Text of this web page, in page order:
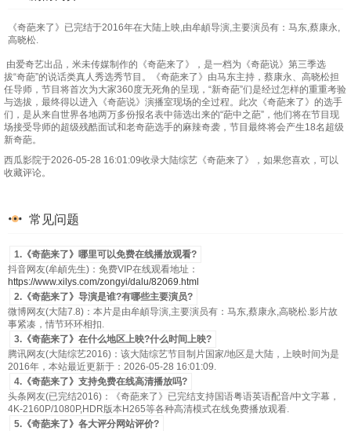
《奇葩来了》已完结于2016年在大陆上映,由牟頔导演,主要演员有：马东,蔡康永,
高晓松.
由爱奇艺出品，米未传媒制作的《奇葩来了》，是一档为《奇葩说》第三季选
拔“奇葩”的说话类真人秀选秀节目。《奇葩来了》由马东主持，蔡康永、高晓松担
任导师，节目将首次为大家360度无死角的呈现，“新奇葩”们是经过怎样的重重考验
与选拔，最终得以进入《奇葩说》演播室现场的全过程。此次《奇葩来了》的选手
们，是从来自世界各地两万多份报名表中筛选出来的“葩中之葩”，他们将在节目现
场接受导师的超级残酷面试和老奇葩选手的麻辣奇袭，节目最终将会产生18名超级
新奇葩。
西瓜影院于2026-05-28 16:01:09收录大陆综艺《奇葩来了》，如果您喜欢，可以
收藏评论。
常见问题
1.《奇葩来了》哪里可以免费在线播放观看?
抖音网友(牟頔先生)：免费VIP在线观看地址：
https://www.xilys.com/zongyi/dalu/82069.html
2.《奇葩来了》导演是谁?有哪些主要演员?
微博网友(大陆7.8)：本片是由牟頔导演,主要演员有：马东,蔡康永,高晓松.影片故
事紧凑，情节环环相扣.
3.《奇葩来了》在什么地区上映?什么时间上映?
腾讯网友(大陆综艺2016)：该大陆综艺节目制片国家/地区是大陆，上映时间为是
2016年，本站最近更新于：2026-05-28 16:01:09.
4.《奇葩来了》支持免费在线高清播放吗?
头条网友(已完结2016)：《奇葩来了》已完结支持国语粤语英语配音/中文字幕，
4K-2160P/1080P,HDR版本H265等各种高清模式在线免费播放观看.
5.《奇葩来了》各大评分网站评价?